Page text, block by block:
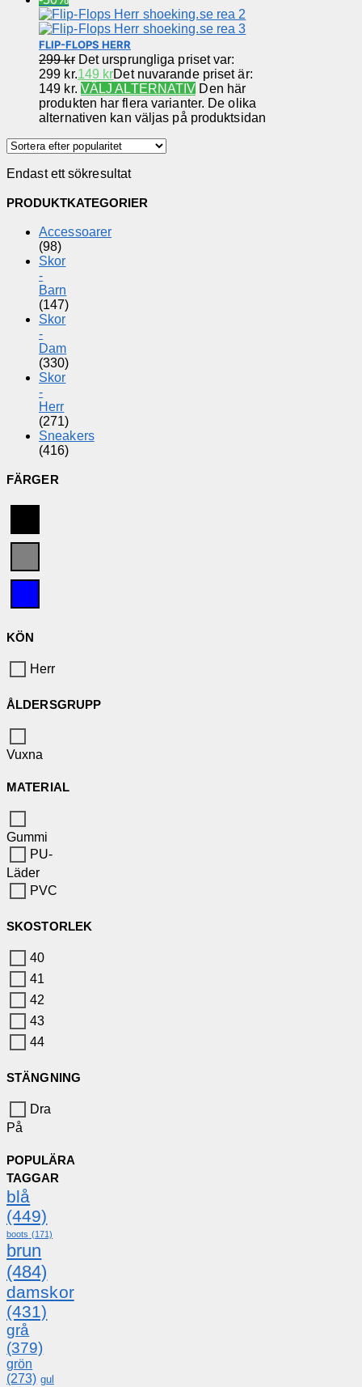
FLIP-FLOPS HERR
299kr Det ursprungliga priset var:
299 kr.149 krDet nuvarande priset är:
149 kr. VÄLJ ALTERNATIV Den här
produkten har flera varianter. De olika
alternativen kan väljas på produktsidan
Endast ett sökresultat
PRODUKTKATEGORIER
Accessoarer
(98)
Skor
-
Barn
(147)
Skor
-
Dam
(330)
Skor
-
Herr
(271)
Sneakers
(416)
FÄRGER
KÖN
Herr
ÅLDERSGRUPP
Vuxna
MATERIAL
Gummi
PU-
Läder
PVC
SKOSTORLEK
40
41
42
43
44
STÄNGNING
Dra
På
POPULÄRA
TAGGAR
blå
(449)
boots (171)
brun
(484)
damskor
(431)
grå
(379)
grön
(273) gul